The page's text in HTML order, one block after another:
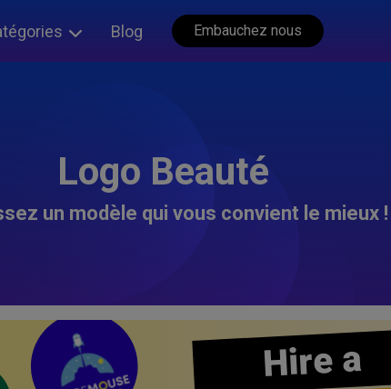
Blog Embauchez nous
Logo Beauté
un modèle qui vous convient le mieux !
Hire a